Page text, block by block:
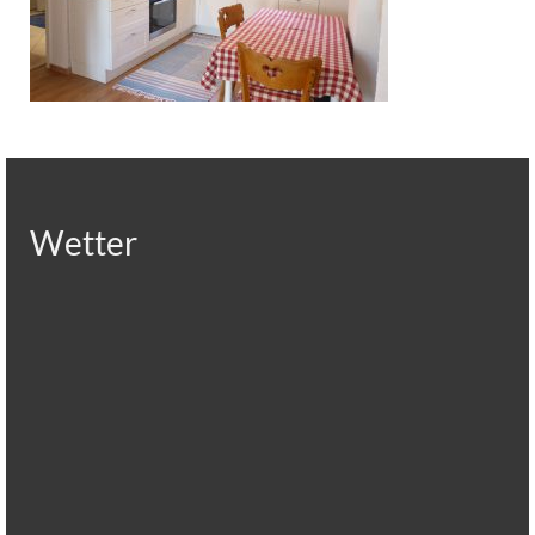
Datenschutzerklärung
Wetter